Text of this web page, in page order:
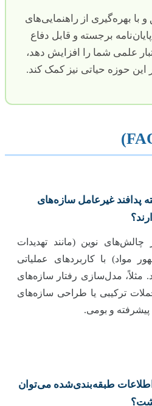
با بهره‌گیری از راهنمایی‌های
برجسته و قابل دفاع
علمی شما را افزایش دهد،
این حوزه حیاتی نیز کمک کند.
پدافند غیرعامل سازه‌های
نوین (مانند تهدیدات
مواد) با کاربردهای عملیاتی
مثلاً، مدل‌سازی رفتار سازه‌های
ترکیبی یا طراحی سازه‌های
پیشرفته و بومی.
طبقه‌بندی‌شده می‌توان